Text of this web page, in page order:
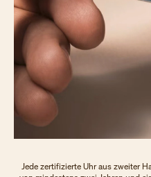
Jede zertifizierte Uhr aus zweiter